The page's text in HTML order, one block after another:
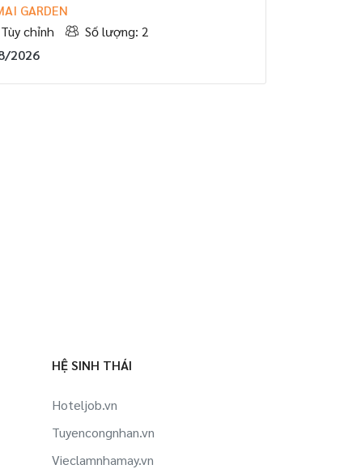
GARDEN
Tùy chỉnh
Số lượng: 2
2026
HỆ SINH THÁI
Hoteljob.vn
Tuyencongnhan.vn
Vieclamnhamay.vn